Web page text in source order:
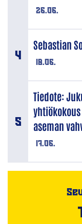
26.06.
18.06.
Sebastian
17.06.
Tiedote:
aseman